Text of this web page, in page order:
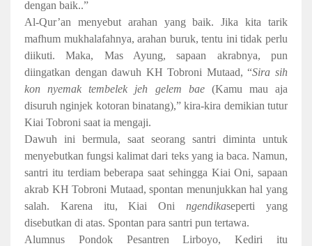
dengan baik..”
Al-Qur’an menyebut arahan yang baik. Jika kita tarik
mafhum mukhalafahnya, arahan buruk, tentu ini tidak perlu
diikuti. Maka, Mas Ayung, sapaan akrabnya, pun
diingatkan dengan dawuh KH Tobroni Mutaad, “Sira sih
kon nyemak tembelek jeh gelem bae(Kamu mau aja
disuruh nginjek kotoran binatang),” kira-kira demikian tutur
Kiai Tobroni saat ia mengaji.
Dawuh ini bermula, saat seorang santri diminta untuk
menyebutkan fungsi kalimat dari teks yang ia baca. Namun,
santri itu terdiam beberapa saat sehingga Kiai Oni, sapaan
akrab KH Tobroni Mutaad, spontan menunjukkan hal yang
salah. Karena itu, Kiai Oningendikaseperti yang
disebutkan di atas. Spontan para santri pun tertawa.
Alumnus Pondok Pesantren Lirboyo, Kediri itu